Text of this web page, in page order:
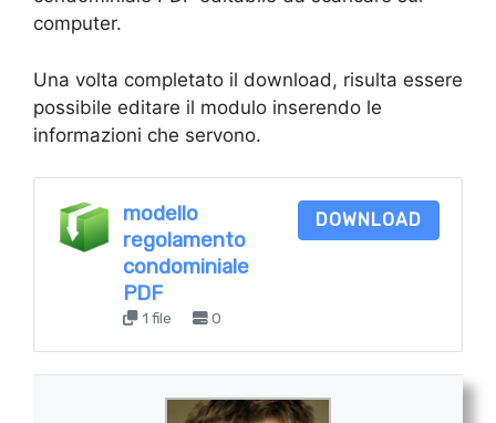
computer.
Una volta completato il download, risulta essere
possibile editare il modulo inserendo le
informazioni che servono.
modello
regolamento
condominiale
PDF
1 file 0
DOWNLOAD